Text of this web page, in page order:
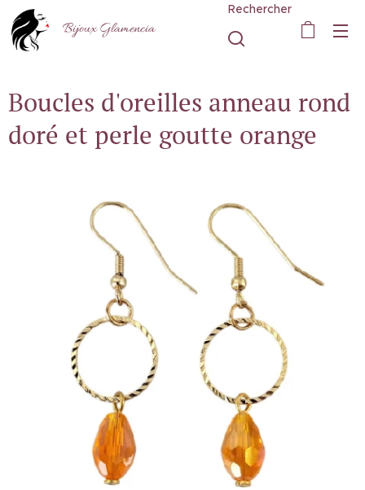
Bijoux Glamencia
Rechercher
Boucles d'oreilles anneau rond
doré et perle goutte orange